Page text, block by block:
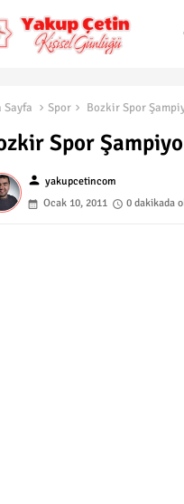
Sayfa Spor Bozkir Spor
Spor
person yakupcetincom
Ocak 10, 2011
0 dakikada